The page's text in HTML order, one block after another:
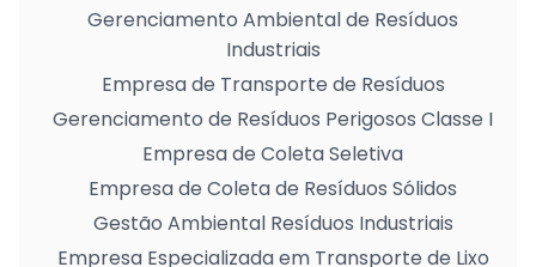
Gerenciamento Ambiental de Resíduos
Industriais
Empresa de Transporte de Resíduos
Gerenciamento de Resíduos Perigosos Classe I
Empresa de Coleta Seletiva
Empresa de Coleta de Resíduos Sólidos
Gestão Ambiental Resíduos Industriais
Empresa Especializada em Transporte de Lixo